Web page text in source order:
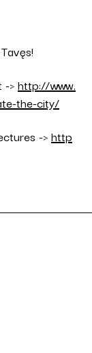
->http://www.
the-city/
->http